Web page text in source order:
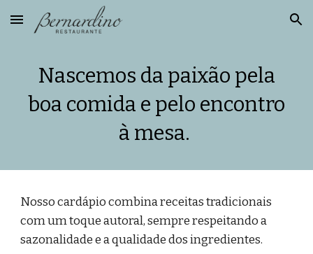
Skip to main content Skip to navigation
Nascemos da paixão pela
boa comida e pelo encontro
à mesa.
Nosso cardápio combina receitas tradicionais
com um toque autoral, sempre respeitando a
sazonalidade e a qualidade dos ingredientes.